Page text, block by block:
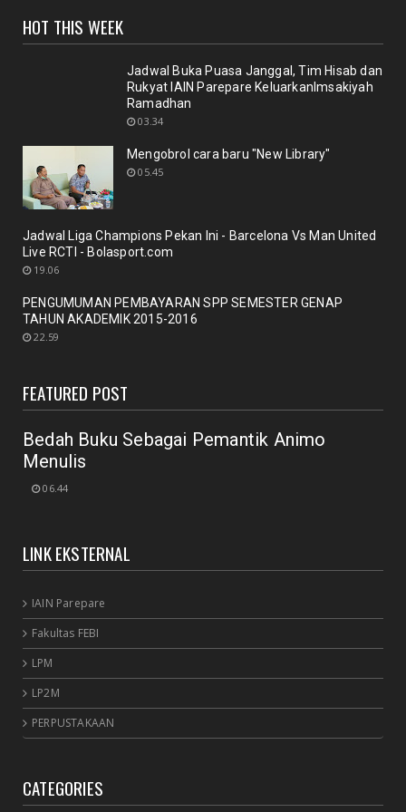
Sinergi dosen dan Perpustakaan melalui workshop
repository y...
November 10, 2020
UNCATEGORIZED
Nuansa berbunga bunga bentuk respon terhadap
October 21, 2020
Membicarakan Kesiapan perpustakaan bagi
pemustaka baru
September 29, 2020
Mengobrol cara baru "New Library"
September 12, 2020
HOT THIS WEEK
Jadwal Buka Puasa Janggal, Tim Hisab dan
Rukyat IAIN Parepare KeluarkanImsakiyah
Ramadhan
03.34
Mengobrol cara baru "New Library"
05.45
Jadwal Liga Champions Pekan Ini - Barcelona Vs Man United
Live RCTI - Bolasport.com
19.06
PENGUMUMAN PEMBAYARAN SPP SEMESTER GENAP
TAHUN AKADEMIK 2015-2016
22.59
FEATURED POST
Bedah Buku Sebagai Pemantik Animo
Menulis
06.44
LINK EKSTERNAL
IAIN Parepare
Fakultas FEBI
LPM
LP2M
PERPUSTAKAAN
CATEGORIES